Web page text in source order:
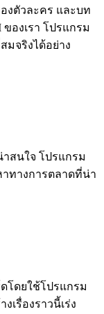
งตัวละคร และบท
องเรา โปรแกรม
มจริงได้อย่าง
าสนใจ โปรแกรม
าทางการตลาดที่น่า
โดยใช้โปรแกรม
เรื่องราวนี้เร่ง